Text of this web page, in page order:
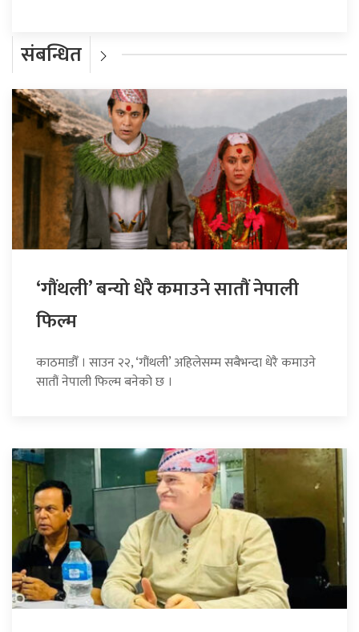
संबन्धित
‘गौंथली’ बन्यो धेरै कमाउने सातौं नेपाली
फिल्म
काठमाडौँ । साउन २२, ‘गौंथली’ अहिलेसम्म सबैभन्दा धेरै कमाउने
सातौं नेपाली फिल्म बनेको छ ।